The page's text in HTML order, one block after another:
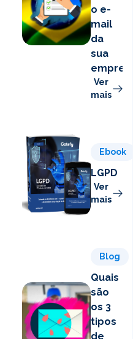
o e-
mail
da
sua
empresa
Ver
mais
Ebook
LGPD
Ver
mais
Blog
Quais
são
os 3
tipos
de